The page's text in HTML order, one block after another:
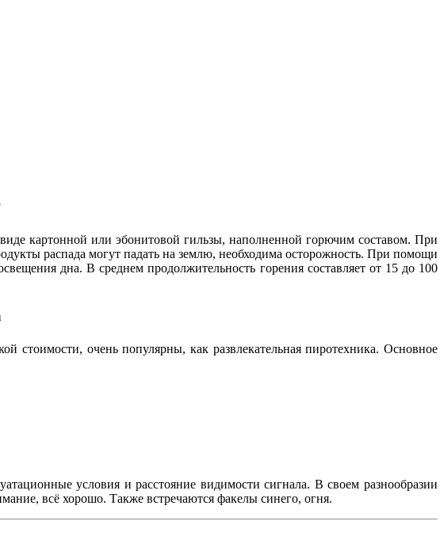
картонной или эбонитовой гильзы, наполненной горючим составом. При
распада могут падать на землю, необходима осторожность. При помощи
дна. В среднем продолжительность горения составляет от 15 до 100
очень популярны, как развлекательная пиротехника. Основное
условия и расстояние видимости сигнала. В своем разнообразии
всё хорошо. Также встречаются факелы синего, огня.